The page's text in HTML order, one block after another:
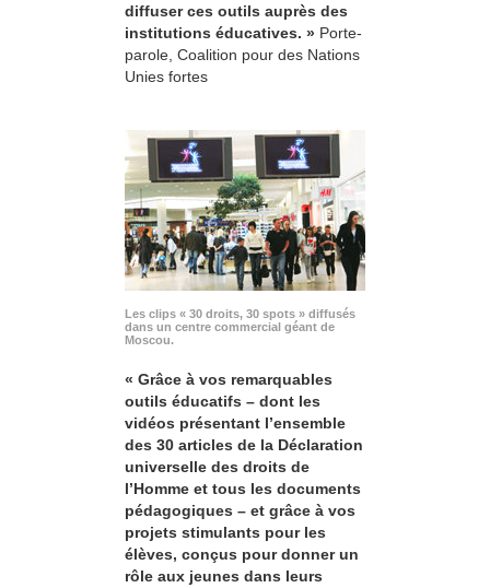
diffuser ces outils auprès des
institutions éducatives. » Porte-
parole, Coalition pour des Nations
Unies fortes
Les clips « 30 droits, 30 spots » diffusés
dans un centre commercial géant de
Moscou.
« Grâce à vos remarquables
outils éducatifs – dont les
vidéos présentant l’ensemble
des 30 articles de la Déclaration
universelle des droits de
l’Homme et tous les documents
pédagogiques – et grâce à vos
projets stimulants pour les
élèves, conçus pour donner un
rôle aux jeunes dans leurs